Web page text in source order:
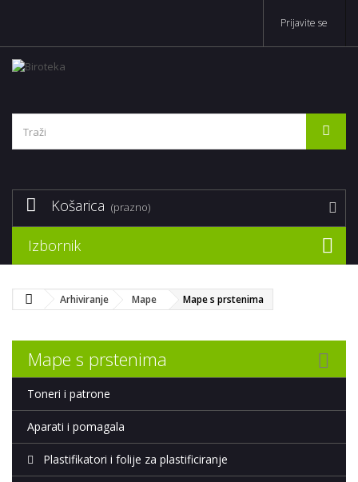
Prijavite se
Košarica (prazno)
Izbornik
Arhiviranje Mape Mape s prstenima
Mape s prstenima
Toneri i patrone
Aparati i pomagala
Plastifikatori i folije za plastificiranje